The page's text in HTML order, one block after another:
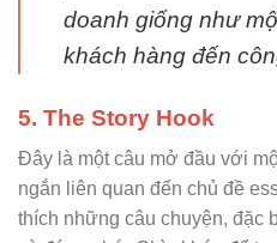
doanh giống như
khách hàng đến
5. The Story Hook
Đây là một câu mở đầu với
ngắn liên quan đến chủ đề
thích những câu chuyện, đặc